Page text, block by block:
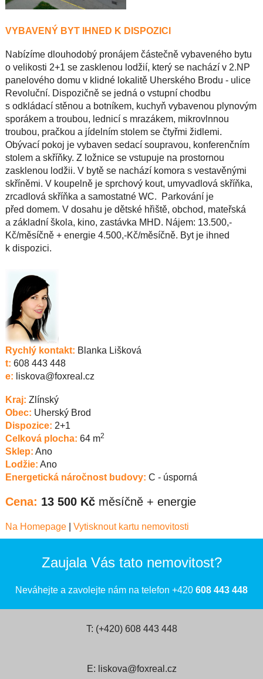
VYBAVENÝ BYT IHNED K DISPOZICI
Nabízíme dlouhodobý pronájem částečně vybaveného bytu
o velikosti 2+1 se zasklenou lodžií, který se nachází v 2.NP
panelového domu v klidné lokalitě Uherského Brodu - ulice
Revoluční. Dispozičně se jedná o vstupní chodbu
s odkládací stěnou a botníkem, kuchyň vybavenou plynovým
sporákem a troubou, lednicí s mrazákem, mikrovlnnou
troubou, pračkou a jídelním stolem se čtyřmi židlemi.
Obývací pokoj je vybaven sedací soupravou, konferenčním
stolem a skříňky. Z ložnice se vstupuje na prostornou
zasklenou lodžii. V bytě se nachází komora s vestavěnými
skříněmi. V koupelně je sprchový kout, umyvadlová skříňka,
zrcadlová skříňka a samostatné WC. Parkování je
před domem. V dosahu je dětské hřiště, obchod, mateřská
a základní škola, kino, zastávka MHD. Nájem: 13.500,-
Kč/měsíčně + energie 4.500,-Kč/měsíčně. Byt je ihned
k dispozici.
Rychlý kontakt: Blanka Lišková
t: 608 443 448
e: liskova@foxreal.cz
Kraj: Zlínský
Obec: Uherský Brod
Dispozice: 2+1
Celková plocha: 64 m2
Sklep: Ano
Lodžie: Ano
Energetická náročnost budovy: C - úsporná
Cena: 13 500 Kčměsíčně + energie
Na Homepage| Vytisknout kartu nemovitosti
Zaujala Vás tato nemovitost?
Neváhejte a zavolejte nám na telefon +420 608 443 448
T: (+420) 608 443 448
E: liskova@foxreal.cz